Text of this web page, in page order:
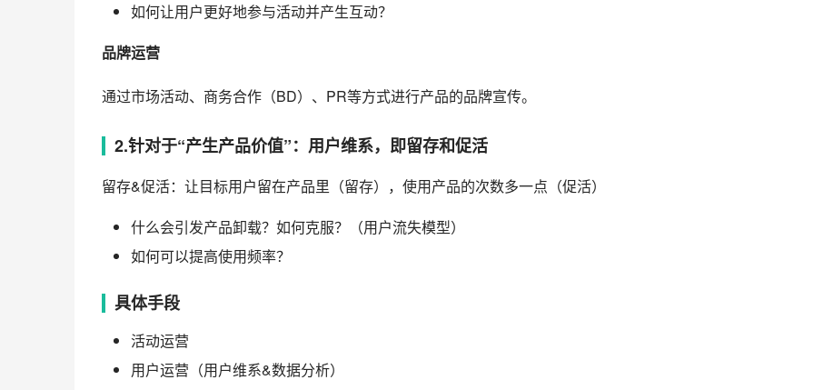
如何让用户更好地参与活动并产生互动？
品牌运营
通过市场活动、商务合作（BD）、PR等方式进行产品的品牌宣传。
2.针对于“产生产品价值”：用户维系，即留存和促活
留存&促活：让目标用户留在产品里（留存），使用产品的次数多一点（促活）
什么会引发产品卸载？如何克服？（用户流失模型）
如何可以提高使用频率？
具体手段
活动运营
用户运营 （用户维系&数据分析）